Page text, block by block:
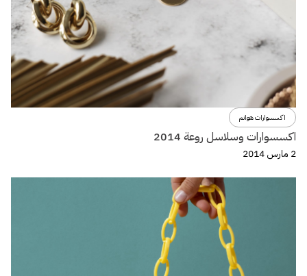
اكسسوارات هوانم
اكسسوارات وسلاسل روعة 2014
2 مارس 2014